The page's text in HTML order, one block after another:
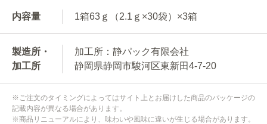
内容量 1箱63ｇ（2.1ｇ×30袋）×3箱
製造所・
加工所
加工所：静パック有限会社
静岡県静岡市駿河区東新田4-7-20
※ご注文のタイミングによってはサイト上とお届けした商品のパッケージの
記載内容が異なる場合があります。
※商品リニューアルにより、味わいや風味に違いが生じる場合があります。